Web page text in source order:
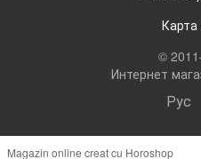
Карта
©
Интернет
Рус
Magazin online creat cu Horoshop